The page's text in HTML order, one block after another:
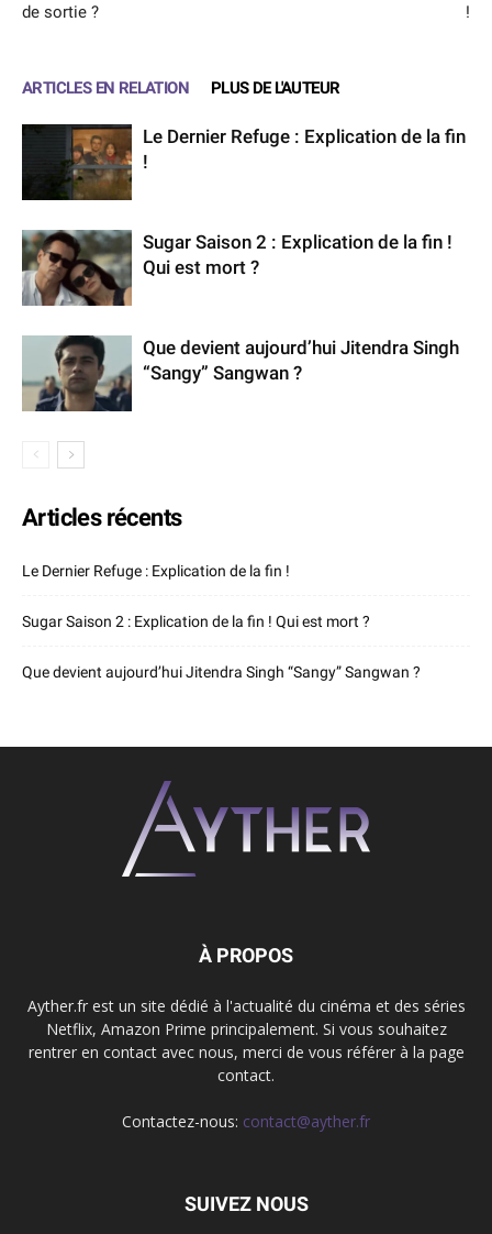
de sortie ?
!
ARTICLES EN RELATION PLUS DE L'AUTEUR
Le Dernier Refuge : Explication de la fin
!
Sugar Saison 2 : Explication de la fin !
Qui est mort ?
Que devient aujourd’hui Jitendra Singh
“Sangy” Sangwan ?
Articles récents
Le Dernier Refuge : Explication de la fin !
Sugar Saison 2 : Explication de la fin ! Qui est mort ?
Que devient aujourd’hui Jitendra Singh “Sangy” Sangwan ?
À PROPOS
Ayther.fr est un site dédié à l'actualité du cinéma et des séries
Netflix, Amazon Prime principalement. Si vous souhaitez
rentrer en contact avec nous, merci de vous référer à la page
contact.
Contactez-nous: contact@ayther.fr
SUIVEZ NOUS